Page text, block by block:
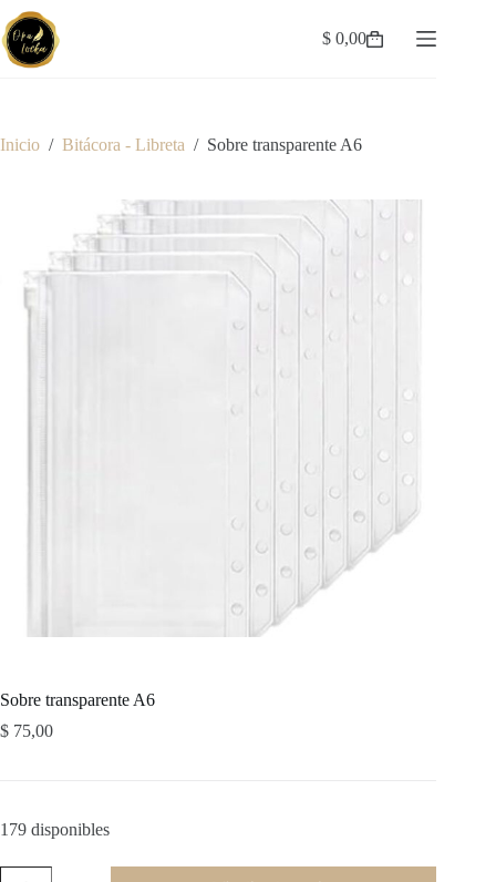
Saltar
al
contenido
Carro
$ 0,00
Inicio / Bitácora - Libreta / Sobre transparente A6
Sobre transparente A6
$ 75,00
179 disponibles
Sobre